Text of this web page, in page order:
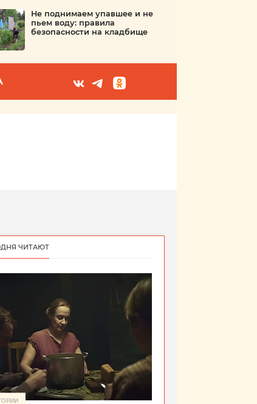
Не поднимаем упавшее и не
пьем воду: правила
безопасности на кладбище
ЧИТАЮТ